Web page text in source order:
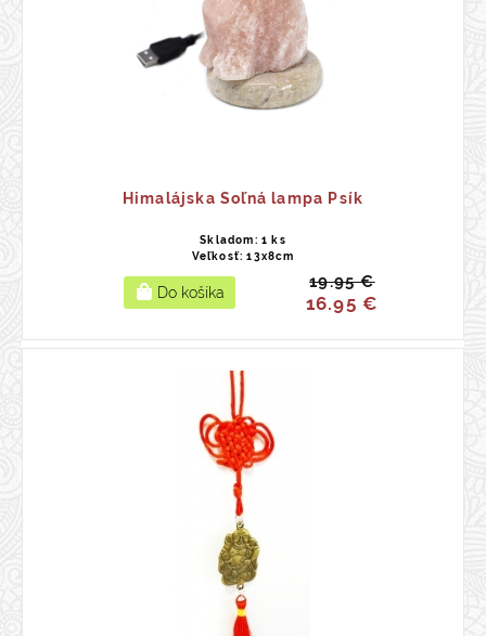
Himalájska Soľná lampa Psík
Skladom: 1 ks
Veľkosť: 13x8cm
19.95 €
16.95 €